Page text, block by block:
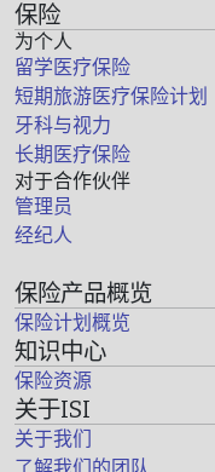
保险
为个人
留学医疗保险
短期旅游医疗保险计划
牙科与视力
长期医疗保险
对于合作伙伴
管理员
经纪人
保险产品概览
保险计划概览
知识中心
保险资源
关于ISI
关于我们